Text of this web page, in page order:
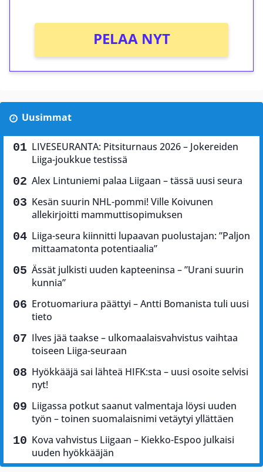
PELAA NYT
Uusimmat
LIVESEURANTA: Pitsiturnaus 2026 – Jokereiden
Liiga-joukkue testissä
Alex Lintuniemi palaa Liigaan – tässä uusi seura
Kesän suurin NHL-pommi! Ville Koivunen
allekirjoitti mammuttisopimuksen
Liiga-seura kiinnitti lupaavan puolustajan: ”Paljon
mittaamatonta potentiaalia”
Ässät julkisti uuden kapteeninsa – ”Urani suurin
kunnia”
Erotuomariura päättyi – Antti Bomanista tuli uusi
tieto
Ilves jää taakse – ulkomaalaisvahvistus vaihtaa
toiseen Liiga-seuraan
Hyökkääjä sai lähteä HIFK:sta – uusi osoite selvisi
nyt!
Liigassa potkut saanut valmentaja löysi uuden
työn – toinen suomalaisnimi vetäytyi yllättäen
Kova vahvistus Liigaan – Kiekko-Espoo julkaisi
uuden hyökkääjän